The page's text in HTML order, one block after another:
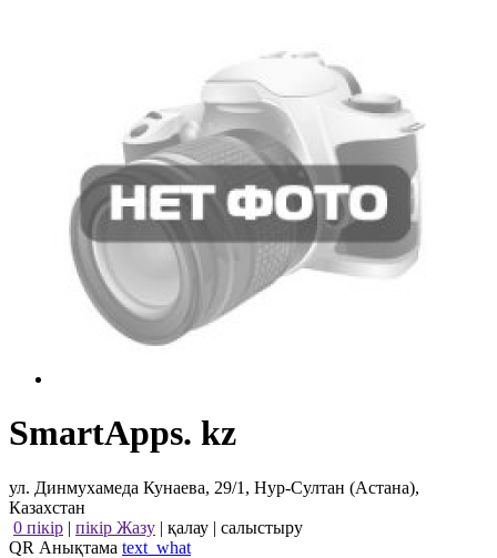
SmartApps. kz
ул. Динмухамеда Кунаева, 29/1, Нур-Султан (Астана),
Казахстан
0 пікір | пікір Жазу | қалау | салыстыру
QR Анықтама text_what